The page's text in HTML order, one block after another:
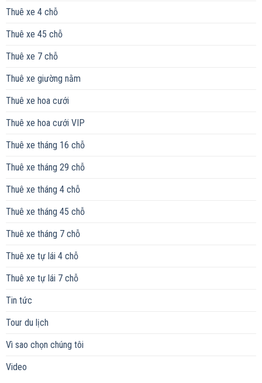
Thuê xe 4 chỗ
Thuê xe 45 chỗ
Thuê xe 7 chỗ
Thuê xe giường nằm
Thuê xe hoa cưới
Thuê xe hoa cưới VIP
Thuê xe tháng 16 chỗ
Thuê xe tháng 29 chỗ
Thuê xe tháng 4 chỗ
Thuê xe tháng 45 chỗ
Thuê xe tháng 7 chỗ
Thuê xe tự lái 4 chỗ
Thuê xe tự lái 7 chỗ
Tin tức
Tour du lịch
Vì sao chọn chúng tôi
Video